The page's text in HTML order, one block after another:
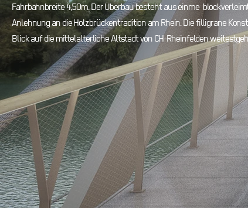
Fahrbahnbreite 4,50m. Der Überbau besteht aus einme
Anlehnung an die Holzbrückentradition am Rhein. Die filligrane
Blick auf die mittelalterliche Altstadt von CH-Rheinfelden